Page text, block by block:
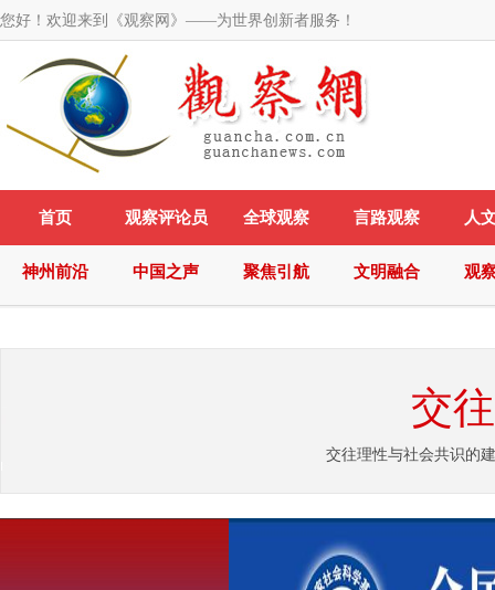
您好！欢迎来到《观察网》——为世界创新者服务！
首页 观察评论员 全球观察 言路观察 人
神州前沿 中国之声 聚焦引航 文明融合 观
交
交往理性与社会共识的